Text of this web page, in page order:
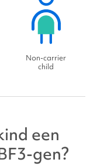
Non-carrier
child
een
gen?